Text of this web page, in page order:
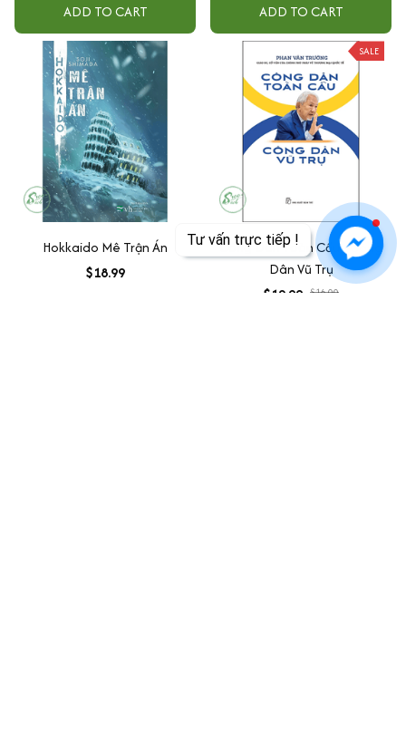
Tư vấn trực tiếp !
ADD TO CART ADD TO CART
Hokkaido Mê Trận Án
$18.99
SALE
Công Dân Toàn Cầu - Công
Dân Vũ Trụ
$12.99 $16.00